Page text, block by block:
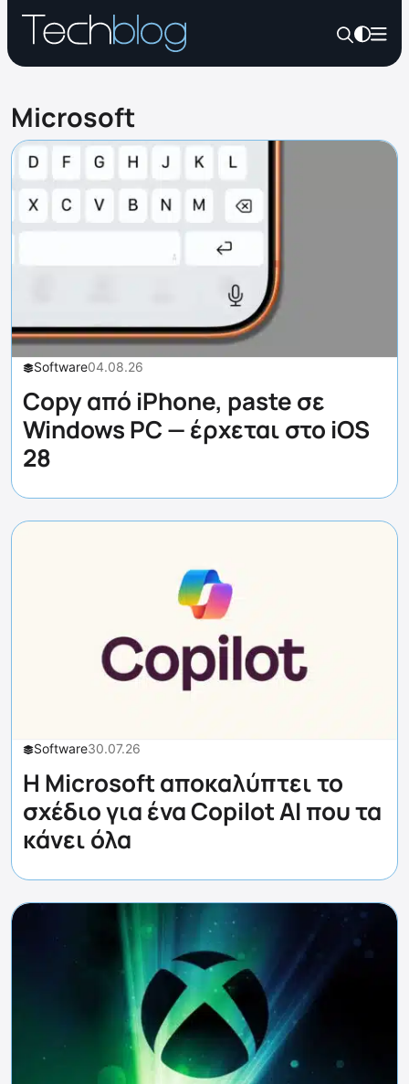
Microsoft
Software04.08.26
Copy από iPhone, paste σε
Windows PC — έρχεται στο iOS
28
Software30.07.26
Η Microsoft αποκαλύπτει το
σχέδιο για ένα Copilot AI που τα
κάνει όλα